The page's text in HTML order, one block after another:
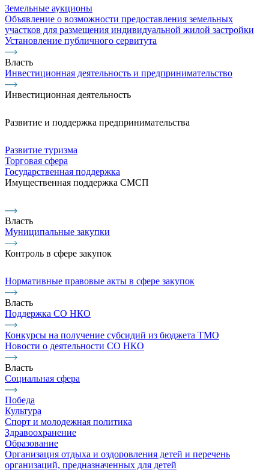
Земельные аукционы
Объявление о возможности предоставления земельных
участков для размещения индивидуальной жилой застройки
Установление публичного сервитута
Власть
Инвестиционная деятельность и предпринимательство
Инвестиционная деятельность
Развитие и поддержка предпринимательства
Развитие туризма
Торговая сфера
Государственная поддержка
Имущественная поддержка СМСП
Власть
Муниципальные закупки
Контроль в сфере закупок
Нормативные правовые акты в сфере закупок
Власть
Поддержка СО НКО
Конкурсы на получение субсидий из бюджета ТМО
Новости о деятельности СО НКО
Власть
Социальная сфера
Победа
Культура
Спорт и молодежная политика
Здравоохранение
Образование
Организация отдыха и оздоровления детей и перечень
организаций, предназначенных для детей